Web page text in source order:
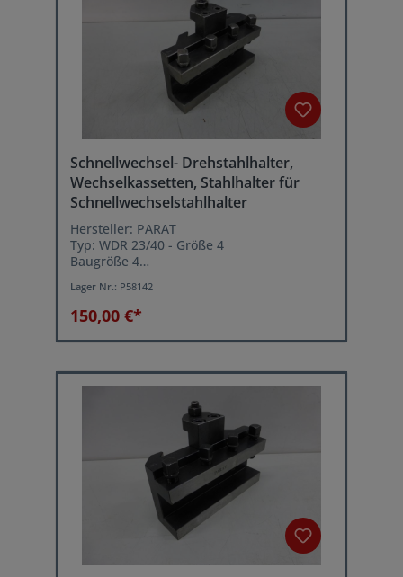
Schnellwechsel- Drehstahlhalter,
Wechselkassetten, Stahlhalter für
Schnellwechselstahlhalter
Hersteller: PARAT
Typ: WDR 23/40 - Größe 4
Baugröße 4
für Drehstähle bis 40 mm Höhe
Lager Nr.: P58142
150,00 €*